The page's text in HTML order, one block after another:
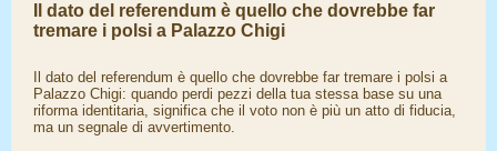
Il dato del referendum è quello che dovrebbe far
tremare i polsi a Palazzo Chigi
Il dato del referendum è quello che dovrebbe far tremare i polsi a
Palazzo Chigi: quando perdi pezzi della tua stessa base su una
riforma identitaria, significa che il voto non è più un atto di fiducia,
ma un segnale di avvertimento.